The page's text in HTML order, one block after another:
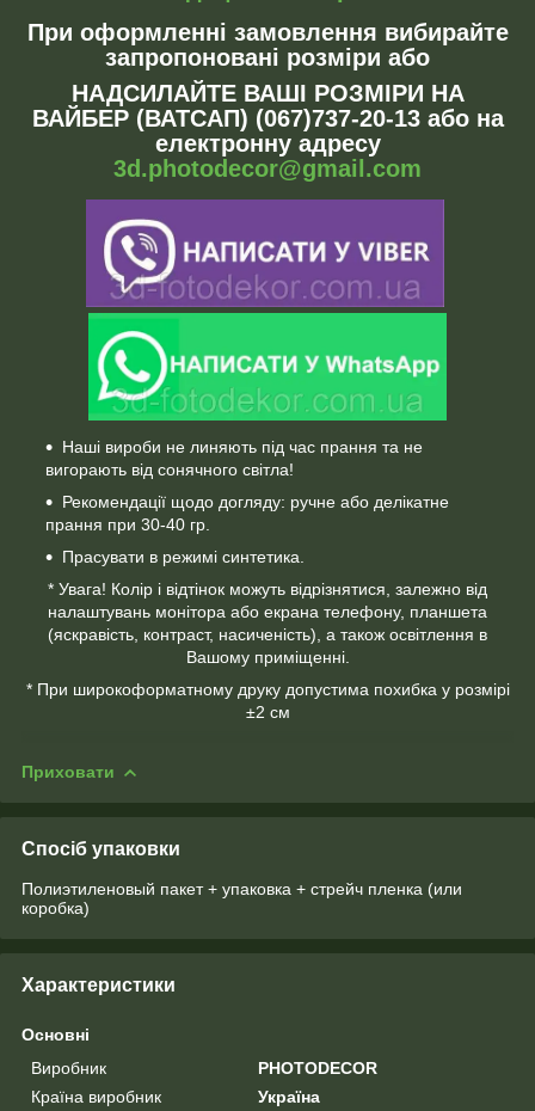
При оформленні замовлення вибирайте
запропоновані розміри або
НАДСИЛАЙТЕ ВАШІ РОЗМІРИ НА
ВАЙБЕР (ВАТСАП) (067)737-20-13 або на
електронну адресу
3d.photodecor@gmail.com
Наші вироби не линяють під час прання та не
вигорають від сонячного світла!
Рекомендації щодо догляду: ручне або делікатне
прання при 30-40 гр.
Прасувати в режимі синтетика.
* Увага! Колір і відтінок можуть відрізнятися, залежно від
налаштувань монітора або екрана телефону, планшета
(яскравість, контраст, насиченість), а також освітлення в
Вашому приміщенні.
* При широкоформатному друку допустима похибка у розмірі
±2 см
Приховати
Спосіб упаковки
Полиэтиленовый пакет + упаковка + стрейч пленка (или
коробка)
Характеристики
Основні
Виробник
PHOTODECOR
Країна виробник
Україна